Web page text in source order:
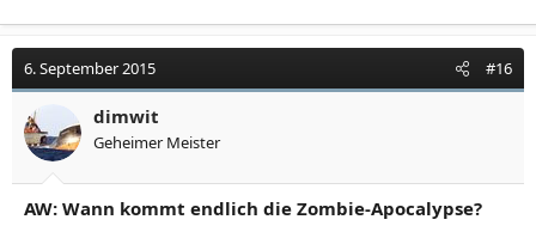
6. September 2015 #16
dimwit
Geheimer Meister
AW: Wann kommt endlich die Zombie-Apocalypse?